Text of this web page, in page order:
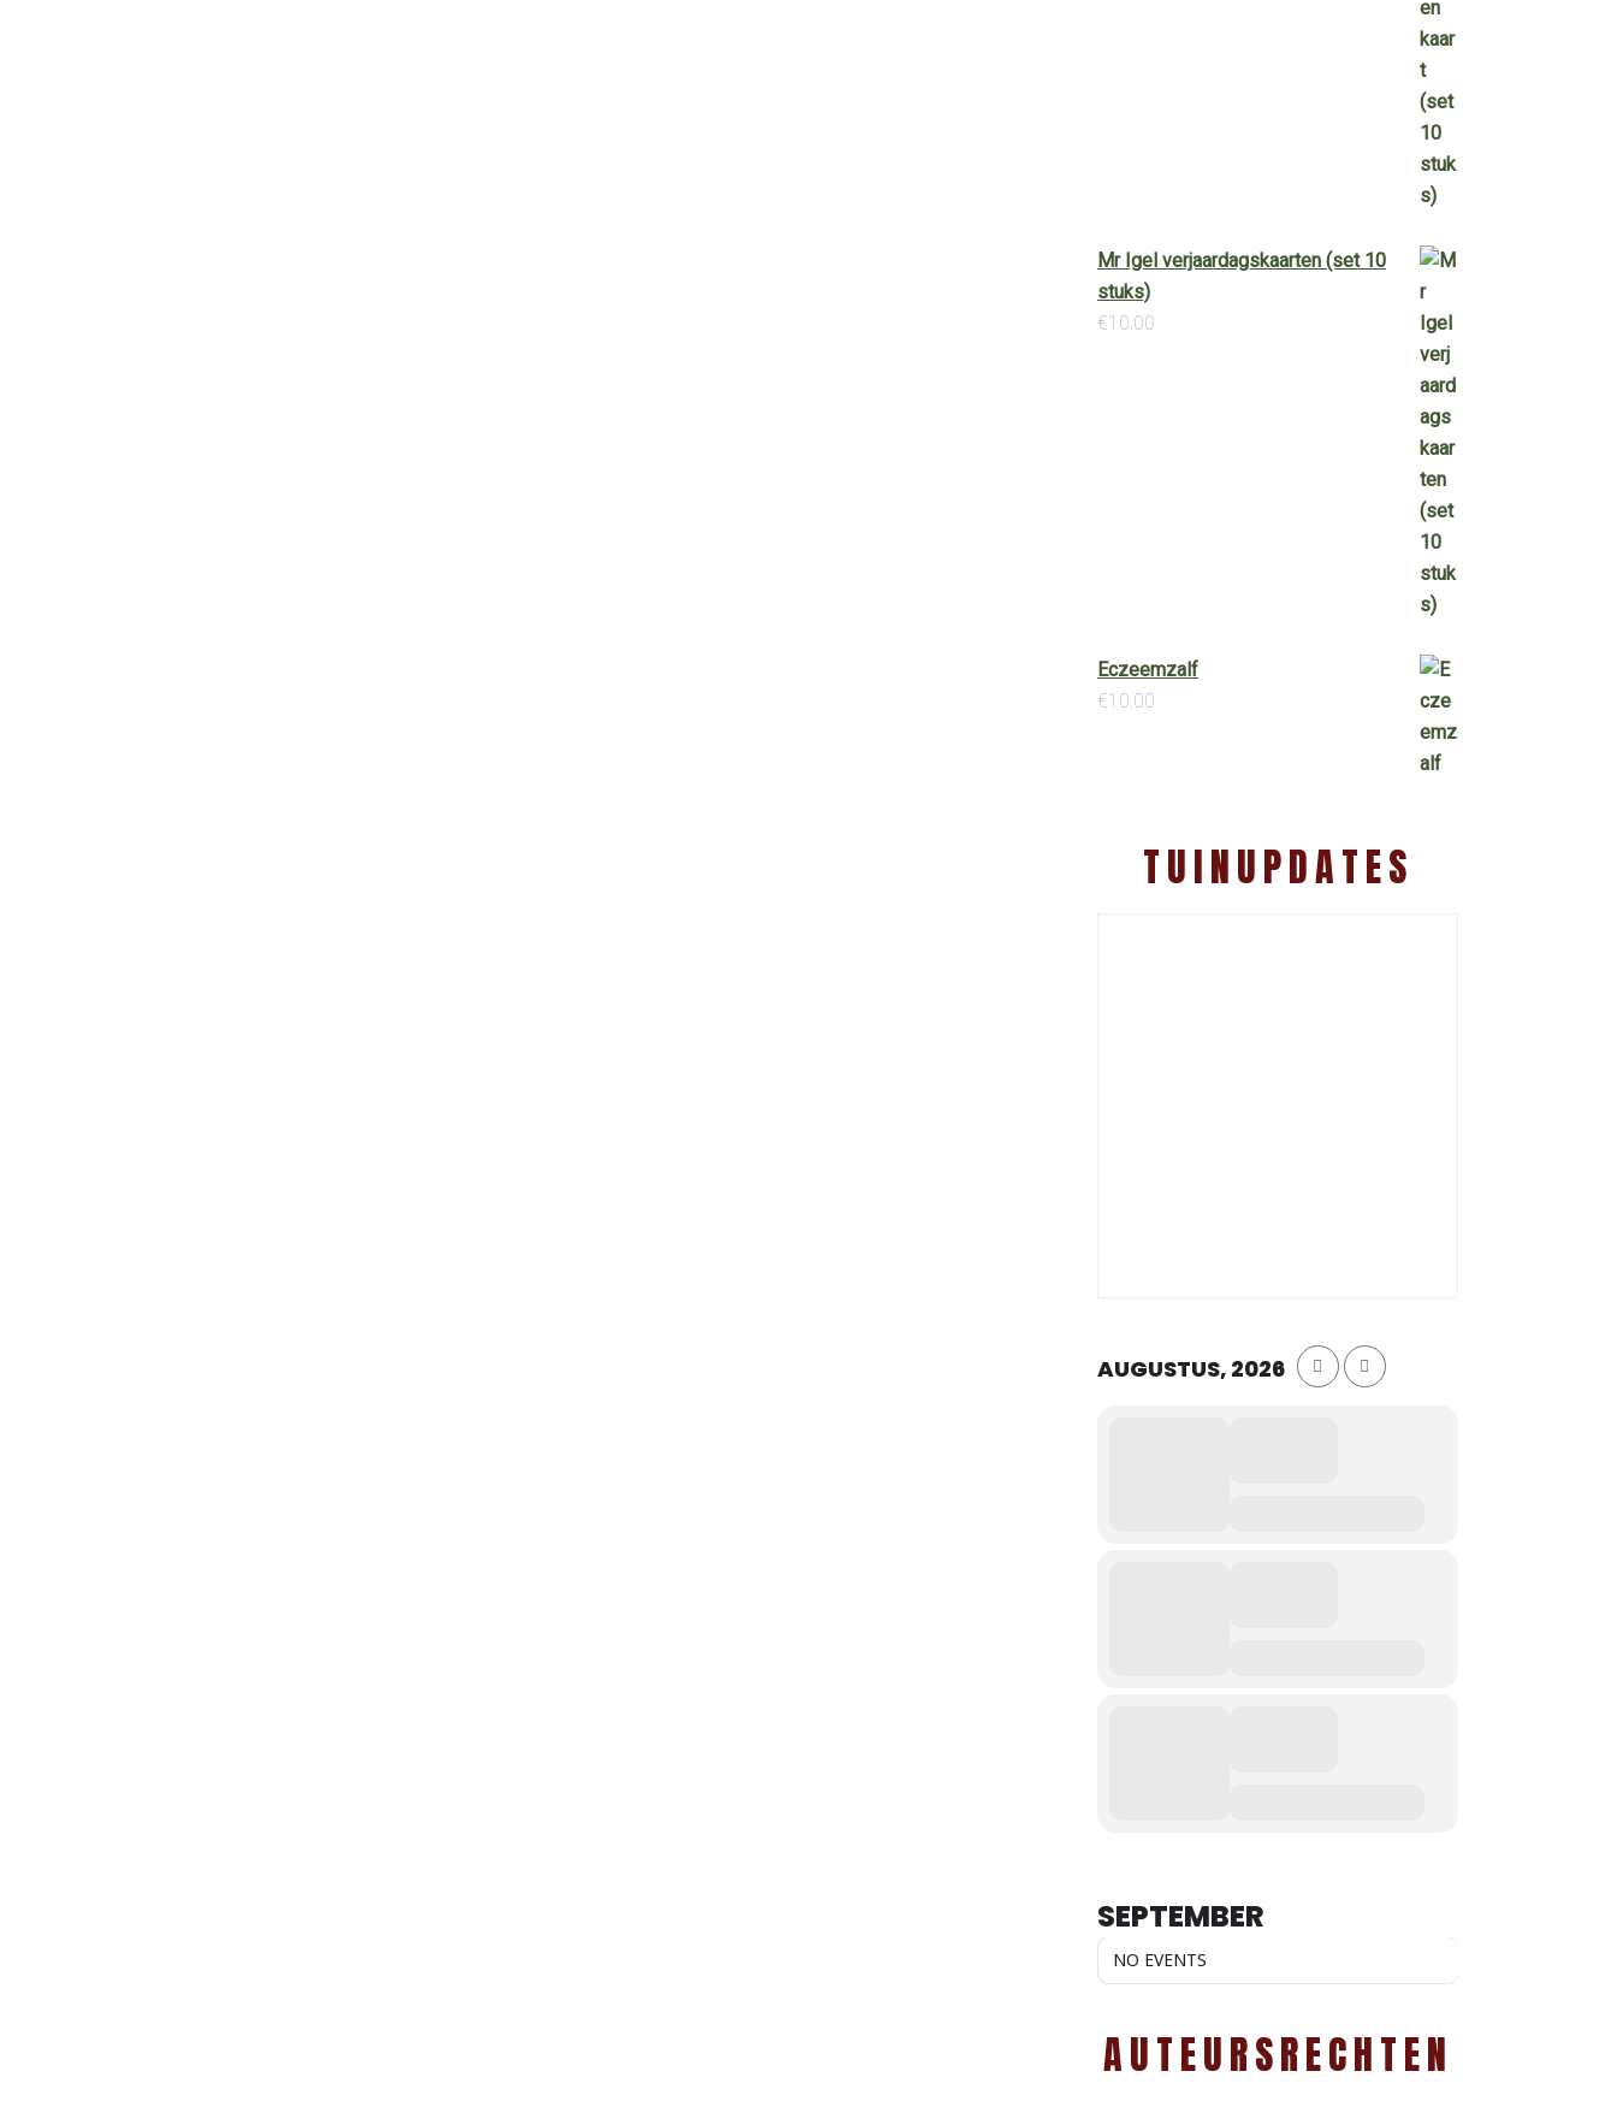
Mr Igel verjaardagskaarten (set 10
stuks)
€10.00
Eczeemzalf
€10.00
TUINUPDATES
AUGUSTUS, 2026
SEPTEMBER
NO EVENTS
AUTEURSRECHTEN